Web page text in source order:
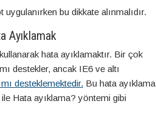
uygulanırken bu dikkate alınmalıdır.
Ayıklamak
hata ayıklamaktır. Bir çok
destekler, ancak IE6 ve altı
desteklemektedir. Bu hata ayıklama
Hata ayıklama? yöntemi gibi